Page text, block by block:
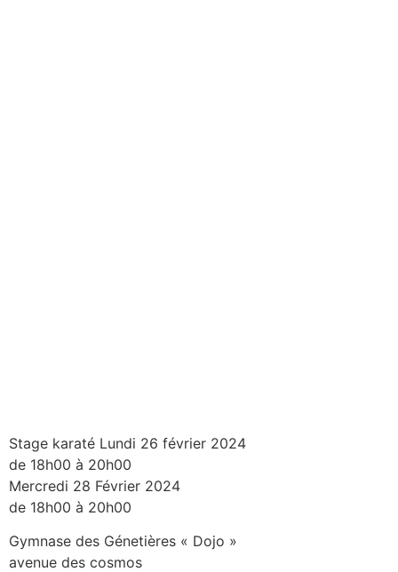
Stage karaté Lundi 26 février 2024
de 18h00 à 20h00
Mercredi 28 Février 2024
de 18h00 à 20h00
Gymnase des Génetières « Dojo »
avenue des cosmos